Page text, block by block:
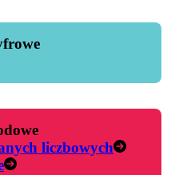
liczbowych